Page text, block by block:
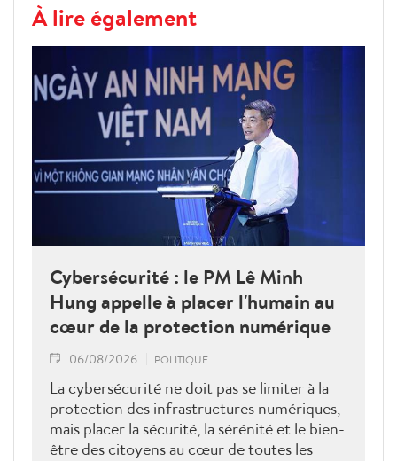
À lire également
Cybersécurité : le PM Lê Minh
Hung appelle à placer l'humain au
cœur de la protection numérique
06/08/2026 POLITIQUE
La cybersécurité ne doit pas se limiter à la
protection des infrastructures numériques,
mais placer la sécurité, la sérénité et le bien-
être des citoyens au cœur de toutes les